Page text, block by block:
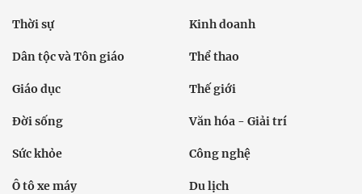
Thời sự Kinh doanh
Dân tộc và Tôn giáo Thể thao
Giáo dục Thế giới
Đời sống Văn hóa - Giải trí
Sức khỏe Công nghệ
Ô tô xe máy Du lịch